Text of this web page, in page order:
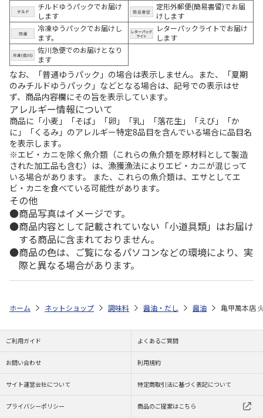
チルドゆうパックでお届け
します
定形外郵便(簡易書留)でお届
けします
冷凍ゆうパックでお届けし
ます。
レターパックライトでお届け
します
佐川急便でのお届けとなり
ます
なお、「普通ゆうパック」の場合は表示しません。また、「夏期
のみチルドゆうパック」などとなる場合は、記号での表示はせ
ず、商品内容欄にその旨を表示しています。
アレルギー情報について
商品に「小麦」「そば」「卵」「乳」「落花生」「えび」「か
に」「くるみ」のアレルギー特定8品目を含んでいる場合に品目名
を表示します。
※エビ・カニを除く魚介類（これらの魚介類を原材料として製造
された加工品も含む）は、漁獲漁法によりエビ・カニが混じって
いる場合があります。 また、これらの魚介類は、エサとしてエ
ビ・カニを食べている可能性があります。
その他
商品写真はイメージです。
商品内容として記載されていない「小道具類」はお届け
する商品に含まれておりません。
商品の色は、ご覧になるパソコンなどの環境により、実
際と異なる場合があります。
ホーム ネットショップ 調味料 醤油・だし 醤油 亀甲萬本店
ご利用ガイド よくあるご質問
お問い合わせ 利用規約
サイト運営会社について 特定商取引法に基づく表記について
プライバシーポリシー 商品のご提案はこちら